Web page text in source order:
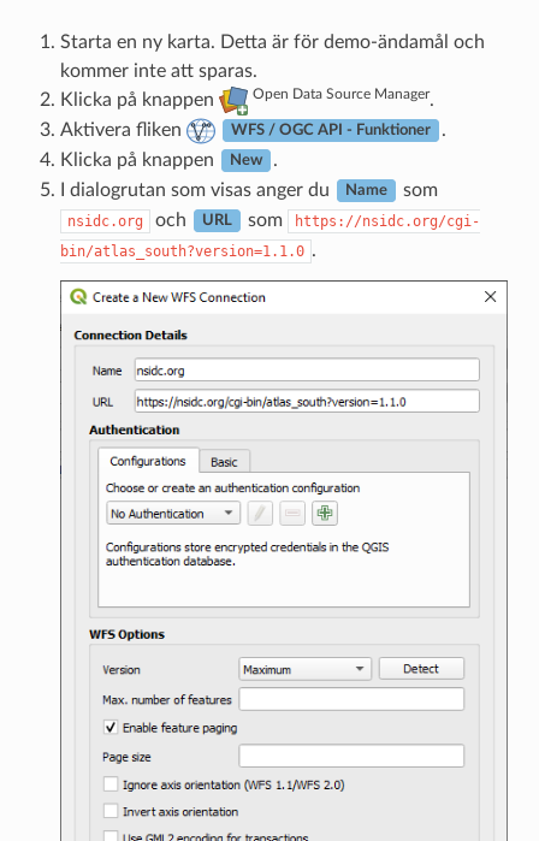
Starta en ny karta. Detta är för demo-ändamål och
kommer inte att sparas.
Klicka på knappen
Open Data Source Manager.
Aktivera fliken
WFS / OGC API - Funktioner
.
Klicka på knappen
New
.
I dialogrutan som visas anger du
Name som
nsidc.org och URL som
https://nsidc.org/cgi-
bin/atlas_south?version=1.1.0 .